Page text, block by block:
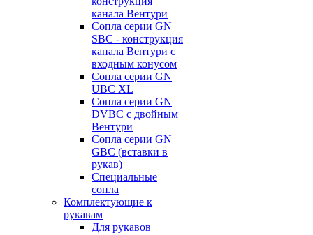
канала Вентури
Сопла серии GN
SBC - конструкция
канала Вентури c
входным конусом
Сопла серии GN
UBC XL
Сопла серии GN
DVBC с двойным
Вентури
Сопла серии GN
GBC (вставки в
рукав)
Специальные
сопла
Комплектующие к
рукавам
Для рукавов